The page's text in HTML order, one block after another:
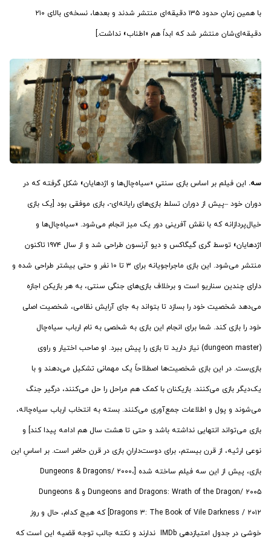
با همین زمانِ حدود ۱۳۵ دقیقه‌ای منتشر شدند و بعدها، نسخه‌ی بالای ۲۱۰
دقیقه‌ای‌شان منتشر شد که ابداً هم «اطناب» نداشت.]
سه. این فیلم بر اساس بازی سنتیِ «سیاه‌چال‌ها و اژدهایان» شکل گرفته که در
دوران خود –پیش از دوران تسلط بازی‌های رایانه‌ای-، بازی موفقی بود [یک بازی
خیال‌پردازانه که با نقش آفرینی دور یک میز انجام می‌شود. «سیاه‌چال‌ها و
اژدهایان» توسط گری گیگاکس و دیو آرنسون طراحی شد و از سال ۱۹۷۴ تاکنون
منتشر می‌شود. این بازی ماجراجویانه برای ۳ تا ۱۰ نفر و حتی بيشتر طراحی شده و
دارای چندین سناریو است و برخلاف بازی‌های جنگی سنتی، به هر بازیکن اجازه
می‌دهد شخصیت خود را بسازد تا بتواند به جای آرایش نظامی، شخصیت اصلی
خود را بازی کند. شما برای انجام این بازی به شخصی به نام ارباب سیاه‌چال
(dungeon master) نیاز دارید تا بازی را پیش ببرد. او صاحب اختیار و راوی
بازی‌ست. در این بازی شخصیت‌ها اصطلاحاً یک مهمانی تشکیل می‌دهند و با
یک‌دیگر بازی می‌کنند. بازیکنان با کمک هم مراحل را حل می‌کنند، درگیر جنگ
می‌شوند و پول و اطلاعات جمع‌آوری می‌کنند. بسته به انتخاب ارباب سیاه‌چاله،
بازی می‌تواند انتهایی نداشته باشد و حتی تا هشت سال هم ادامه پیدا کند] و
نوعی ارثیه، از قرن بیستم، برای دوست‌دارانِ بازی‌ در قرن حاضر است. بر اساسِ این
بازی، پیش از این سه فیلم ساخته شده [Dungeons & Dragons/ ۲۰۰۰،
Dungeons and Dragons: Wrath of the Dragon/ ۲۰۰۵ و Dungeons &
Dragons ۳: The Book of Vile Darkness / ۲۰۱۲] که هیچ کدام، حال و روز
خوشی در جدول امتیازدهی IMDb ندارند و نکته جالب توجه قضیه این است که